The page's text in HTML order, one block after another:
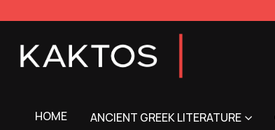
HOME ANCIENT GREEK LITERATURE